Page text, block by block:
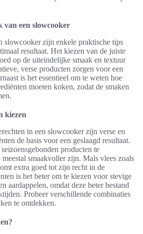
een slowcooker
slowcooker zijn enkele praktische tips
resultaat. Het kiezen van de juiste
op de uiteindelijke smaak en textuur
verse producten zorgen voor een
is het essentieel om te weten hoe
moeten koken, zodat de smaken
kiezen
in een slowcooker zijn verse en
de basis voor een geslaagd resultaat.
producten te
smaakvoller zijn. Mals vlees zoals
extra goed tot zijn recht in de
is het beter om te kiezen voor stevige
aardappelen, omdat deze beter bestand
Probeer verschillende combinaties
te ontdekken.